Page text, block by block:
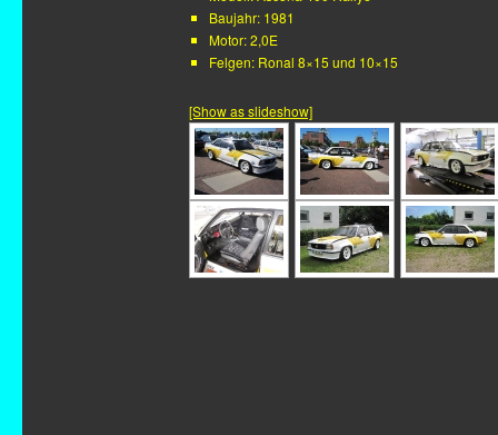
Baujahr: 1981
Motor: 2,0E
Felgen: Ronal 8×15 und 10×15
[Show as slideshow]